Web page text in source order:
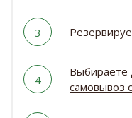
3
4
Выбираете
самовывоз